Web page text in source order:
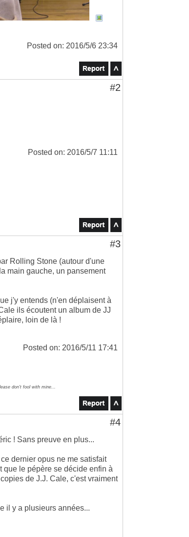
Posted on: 2016/5/6 23:34
#2
Posted on: 2016/5/7 11:11
#3
Rolling Stone (autour d'une
main gauche, un pansement
j'y entends (n'en déplaisent à
ils écoutent un album de JJ
loin de là !
Posted on: 2016/5/11 17:41
don't fool with mine...
#4
! Sans preuve en plus...
dernier opus ne me satisfait
que le pépère se décide enfin à
de J.J. Cale, c'est vraiment
il y a plusieurs années...